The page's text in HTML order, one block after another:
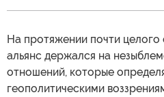
На протяжении почти целого
альянс держался на
отношений, которые
геополитическими